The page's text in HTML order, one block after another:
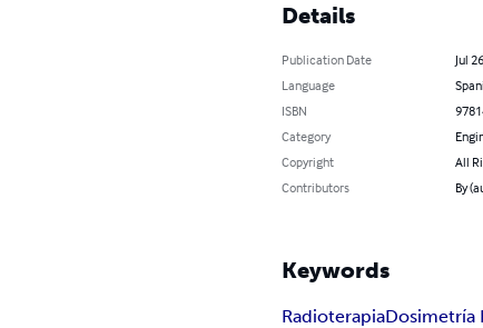
Details
Publication Date
Jul
Language
ISBN
Category
Copyright
All
Contributors
By
Keywords
RadioterapiaDosimetría